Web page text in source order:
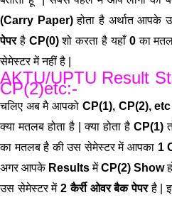
(Carry Paper)होता है अर्थात आपके
पेपरहै CP(0)शो करता है यहाँ 0का
सेमेस्टर में नहीं है |
AKTU/UPTU Result
CP(2)etc:-
चलिए अब मै आपको CP(1), CP(2),
क्या मतलब होता है | क्या होता है CP(1)
का मतलब है की उस सेमेस्टर में आपका 1
अगर आपके ResultsमेंCP(2) Show
उस सेमेस्टर में2 कैर्री ओवर बैक पेपरहै |